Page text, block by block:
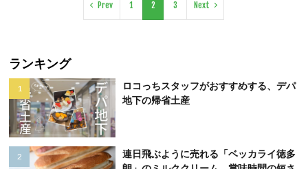
Prev 1 2 3 Next
ランキング
ロコっちスタッフがおすすめする、デパ
地下の帰省土産
連日飛ぶように売れる「ベッカライ徳多